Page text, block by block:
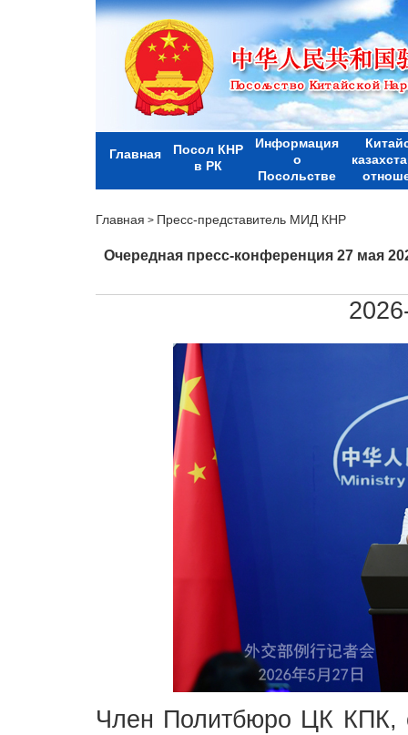
Главная
Посол КНР
в РК
Информация
о
Посольстве
Главная > Пресс-представитель МИД КНР
Очередная пресс-конференция 27 мая
Член Политбюро ЦК КПК,